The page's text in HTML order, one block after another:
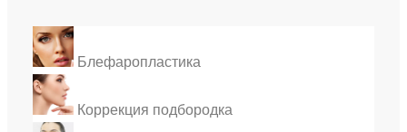
Блефаропластика
Коррекция подбородка